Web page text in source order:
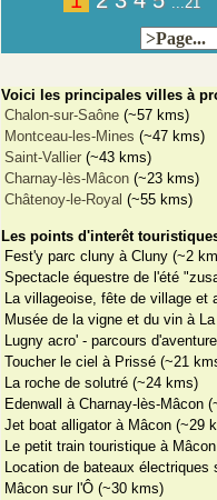
Voici les principales villes à
Chalon-sur-Saône (~57 kms)
Montceau-les-Mines (~47 kms)
Saint-Vallier (~43 kms)
Charnay-lès-Mâcon (~23 kms)
Châtenoy-le-Royal (~55 kms)
Les points d'interêt
Fest'y parc cluny à Cluny (~2
Spectacle équestre de l'été
La villageoise, fête de village
Musée de la vigne et du vin à
Lugny acro' - parcours
Toucher le ciel à Prissé (~21
La roche de solutré (~24 kms)
Edenwall à Charnay-lès-Mâcon
Jet boat alligator à Mâcon (~29
Le petit train touristique à
Location de bateaux
Mâcon sur l'Ô (~30 kms)